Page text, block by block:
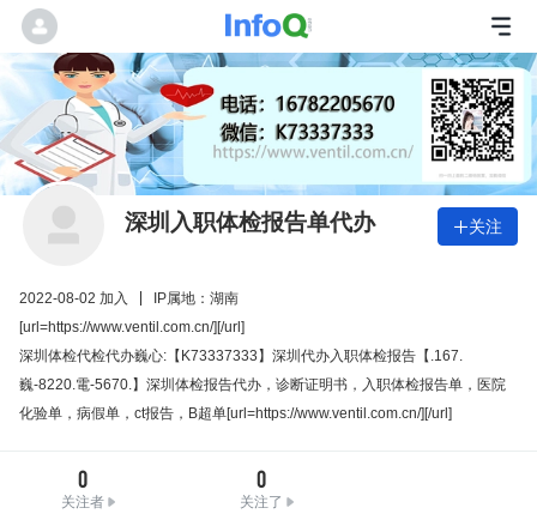
深圳入职体检报告单代办 关注
2022-08-02 加入
IP属地：湖南
[url=https://www.ventil.com.cn/][/url]
深圳体检代检代办巍心:【K73337333】深圳代办入职体检报告【.167.
巍-8220.電-5670.】深圳体检报告代办，诊断证明书，入职体检报告单，医院
化验单，病假单，ct报告，B超单[url=https://www.ventil.com.cn/][/url]
0
关注者
0
关注了